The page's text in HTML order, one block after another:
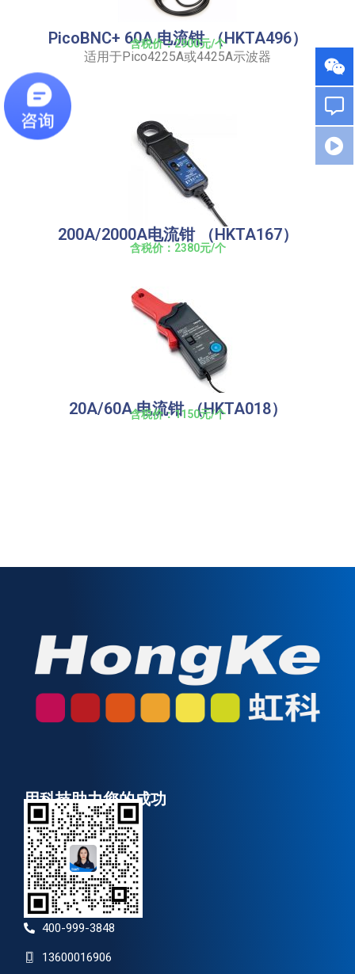
PicoBNC+ 60A 电流钳 （HKTA496）
含税价：2900元/个
适用于Pico4225A或4425A示波器
200A/2000A电流钳 （HKTA167）
含税价：2380元/个
20A/60A 电流钳 （HKTA018）
含税价：1150元/个
用科技助力您的成功
400-999-3848
13600016906